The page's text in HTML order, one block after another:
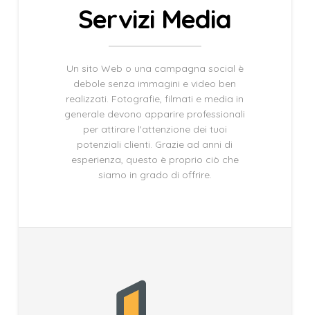
Servizi Media
Un sito Web o una campagna social è
debole senza immagini e video ben
realizzati. Fotografie, filmati e media in
generale devono apparire professionali
per attirare l'attenzione dei tuoi
potenziali clienti. Grazie ad anni di
esperienza, questo è proprio ciò che
siamo in grado di offrire.